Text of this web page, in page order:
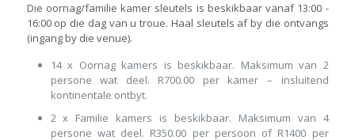
Die oornag/familie kamer sleutels is beskikbaar vanaf 13:00 -
16:00 op die dag van u troue. Haal sleutels af by die ontvangs
(ingang by die venue).
14 x Oornag kamers is beskikbaar. Maksimum van 2
persone wat deel. R700.00 per kamer – insluitend
kontinentale ontbyt.
2 x Familie kamers is beskikbaar. Maksimum van 4
persone wat deel. R350.00 per persoon of R1400 per